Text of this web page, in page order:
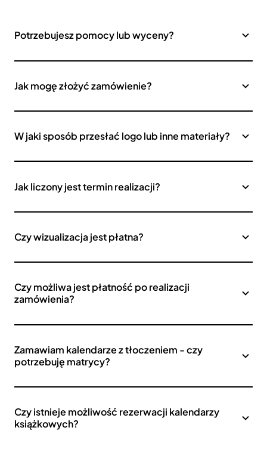
Potrzebujesz pomocy lub wyceny?
Jak mogę złożyć zamówienie?
W jaki sposób przesłać logo lub inne materiały?
Jak liczony jest termin realizacji?
Czy wizualizacja jest płatna?
Czy możliwa jest płatność po realizacji
zamówienia?
Zamawiam kalendarze z tłoczeniem - czy
potrzebuję matrycy?
Czy istnieje możliwość rezerwacji kalendarzy
książkowych?